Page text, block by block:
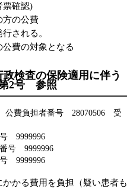
確認)
方の公費
される。
費の対象となる
検査の保険適用に伴う
2号 参照
公費負担者番号 28070506 受
9999996
号 9999996
9999996
かる費用を負担（疑い患者も